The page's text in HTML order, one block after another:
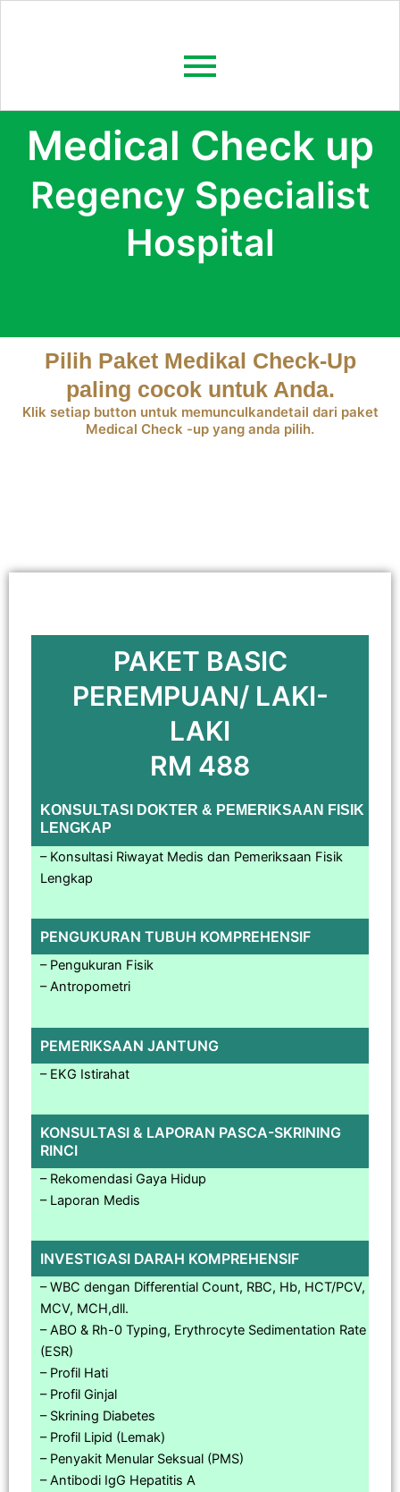
Medical Check up
Regency Specialist
Hospital
Pilih Paket Medikal Check-Up
paling cocok untuk Anda.
Klik setiap button untuk memunculkandetail dari paket
Medical Check -up yang anda pilih.
PAKET BASIC
PEREMPUAN/ LAKI-
LAKI
RM 488
KONSULTASI DOKTER & PEMERIKSAAN FISIK
LENGKAP
– Konsultasi Riwayat Medis dan Pemeriksaan Fisik
Lengkap
PENGUKURAN TUBUH KOMPREHENSIF
– Pengukuran Fisik
– Antropometri
PEMERIKSAAN JANTUNG
– EKG Istirahat
KONSULTASI & LAPORAN PASCA-SKRINING
RINCI
– Rekomendasi Gaya Hidup
– Laporan Medis
INVESTIGASI DARAH KOMPREHENSIF
– WBC dengan Differential Count, RBC, Hb, HCT/PCV,
MCV, MCH,dll.
– ABO & Rh-0 Typing, Erythrocyte Sedimentation Rate
(ESR)
– Profil Hati
– Profil Ginjal
– Skrining Diabetes
– Profil Lipid (Lemak)
– Penyakit Menular Seksual (PMS)
– Antibodi IgG Hepatitis A